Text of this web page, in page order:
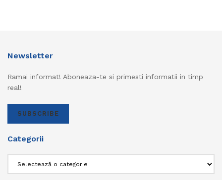
Newsletter
Ramai informat! Aboneaza-te si primesti informatii in timp
real!
SUBSCRIBE
Categorii